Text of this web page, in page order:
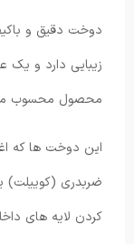
دوخت دقیق و
زیبایی دارد و یک
محصول محسوب
این دوخت ها که
ضربدری (کوییلت)
کردن لایه های